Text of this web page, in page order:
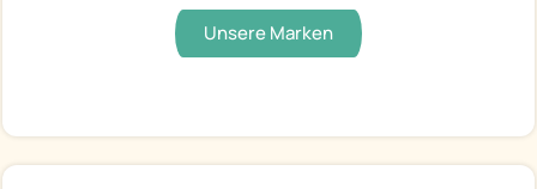
Unsere Marken